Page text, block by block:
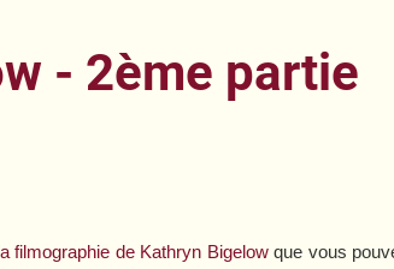
- 2ème partie
filmographie de Kathryn Bigelowque vous